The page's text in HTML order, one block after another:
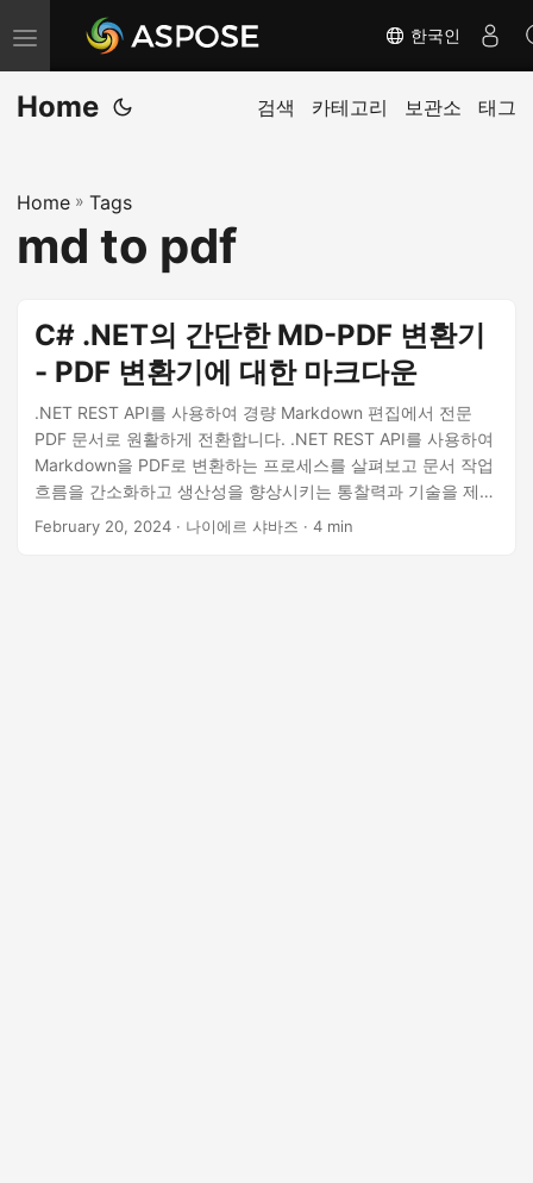
내
비
게
전
환
한국인
Home 검색 카테고리 보관소 태그
Home » Tags
md to pdf
C# .NET의 간단한 MD-PDF 변환기
- PDF 변환기에 대한 마크다운
.NET REST API를 사용하여 경량 Markdown 편집에서 전문
PDF 문서로 원활하게 전환합니다. .NET REST API를 사용하여
Markdown을 PDF로 변환하는 프로세스를 살펴보고 문서 작업
흐름을 간소화하고 생산성을 향상시키는 통찰력과 기술을 제공
합니다.
February 20, 2024 · 나이에르 샤바즈 · 4 min